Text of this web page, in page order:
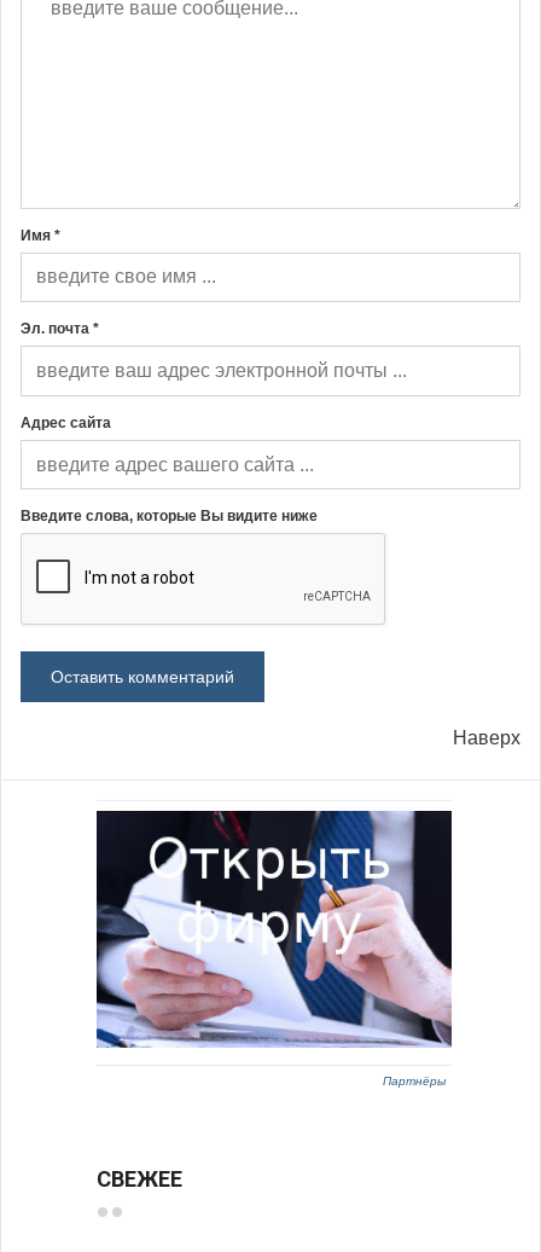
Имя *
Эл. почта *
Адрес сайта
Введите слова, которые Вы видите ниже
Наверх
Партнёры
СВЕЖЕЕ